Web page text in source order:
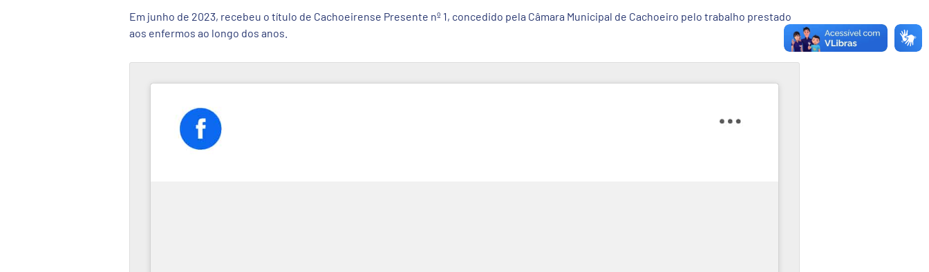
Em junho de 2023, recebeu o título de Cachoeirense Presente nº 1, concedido pela Câmara Municipal de Cachoeiro pelo trabalho prestado
aos enfermos ao longo dos anos.